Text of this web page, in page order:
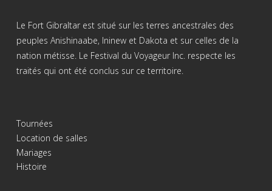
Le Fort Gibraltar est situé sur les terres ancestrales des
peuples Anishinaabe, Ininew et Dakota et sur celles de la
nation métisse. Le Festival du Voyageur Inc. respecte les
traités qui ont été conclus sur ce territoire.
Tournées
Location de salles
Mariages
Histoire